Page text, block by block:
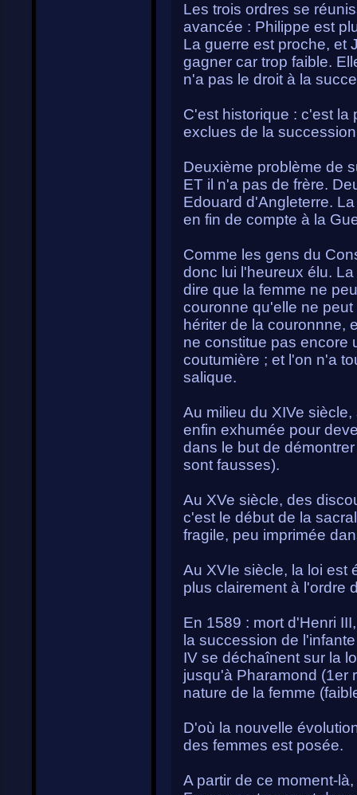
Les trois ordres se
avancée : Philippe est
La guerre est proche, et
gagner car trop faible.
n'a pas le droit à la
C'est historique : c'est la
exclues de la
Deuxième problème de
ET il n'a pas de frère.
Edouard d'Angleterre.
en fin de compte à la
Comme les gens du
donc lui l'heureux élu.
dire que la femme ne
couronne qu'elle ne
hériter de la couronnne,
ne constitue pas encore
coutumière ; et l'on n'a
salique.
Au milieu du XIVe
enfin exhumée pour
dans le but de
sont fausses).
Au XVe siècle, des
c'est le début de la
fragile, peu imprimée
Au XVIe siècle, la loi est
plus clairement à l'ordre
En 1589 : mort d'Henri
la succession de
IV se déchaînent sur la
jusqu'à Pharamond (1er
nature de la femme
D'où la nouvelle
des femmes est posée.
A partir de ce moment-